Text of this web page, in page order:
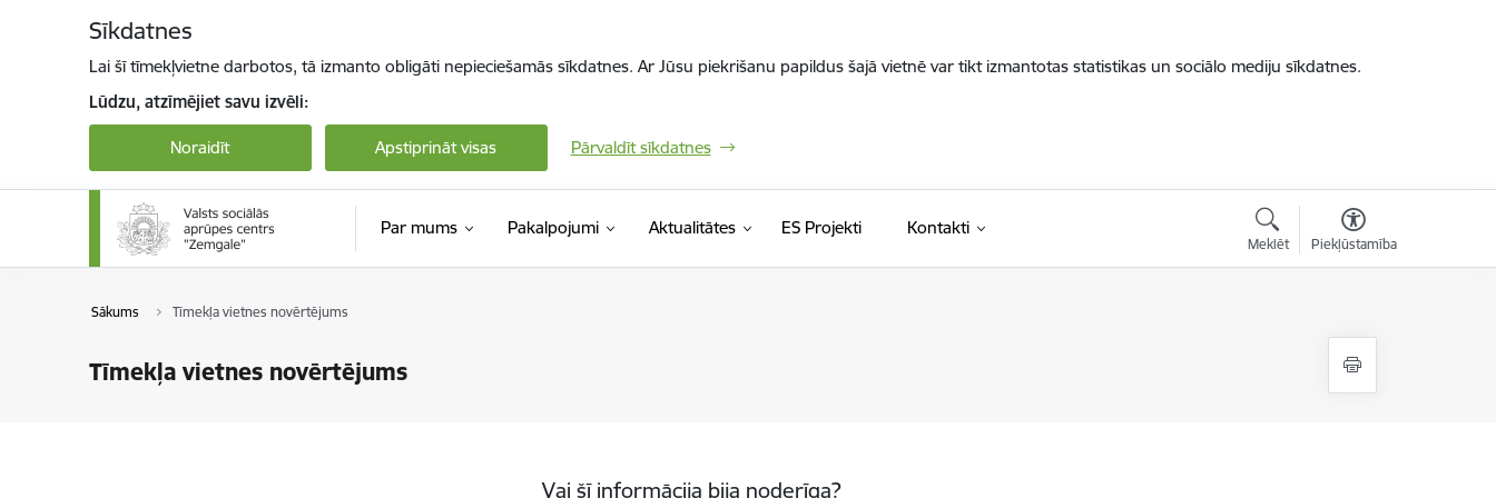
Sīkdatnes
Lai šī tīmekļvietne darbotos, tā izmanto obligāti nepieciešamās sīkdatnes. Ar Jūsu piekrišanu papildus šajā vietnē var tikt izmantotas statistikas un sociālo mediju sīkdatnes.
Lūdzu, atzīmējiet savu izvēli:
Noraidīt Apstiprināt visas Pārvaldīt sīkdatnes
Par mums Pakalpojumi Aktualitātes ES Projekti Kontakti
Meklēt Piekļūstamība
Sākums Tīmekļa vietnes novērtējums
Tīmekļa vietnes novērtējums
Vai šī informācija bija noderīga?